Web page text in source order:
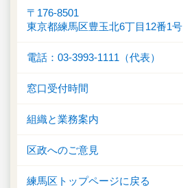
〒176-8501
東京都練馬区豊玉北6丁目12番1号
電話：03-3993-1111（代表）
窓口受付時間
組織と業務案内
区政へのご意見
練馬区トップページに戻る